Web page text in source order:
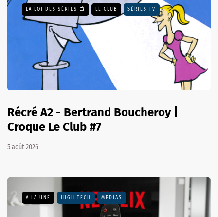
LA LOI DES SÉRIES 📺 LE CLUB SÉRIES TV
Récré A2 - Bertrand Boucheroy |
Croque Le Club #7
5 août 2026
A LA UNE HIGH TECH MÉDIAS